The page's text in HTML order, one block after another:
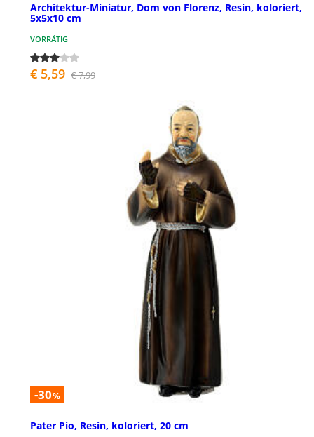
Architektur-Miniatur, Dom von Florenz, Resin, koloriert,
5x5x10 cm
VORRÄTIG
€ 5,59 € 7,99
-30%
Pater Pio, Resin, koloriert, 20 cm